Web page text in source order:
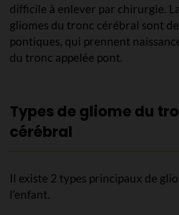
difficile à enlever par chirurgie.
gliomes du tronc cérébral sont
pontiques, qui prennent
du tronc appelée pont.
Types de gliome du
cérébral
Il existe 2 types principaux de
l’enfant.